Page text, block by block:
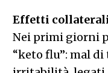
Effetti
Nei primi giorni
“keto flu”: mal di